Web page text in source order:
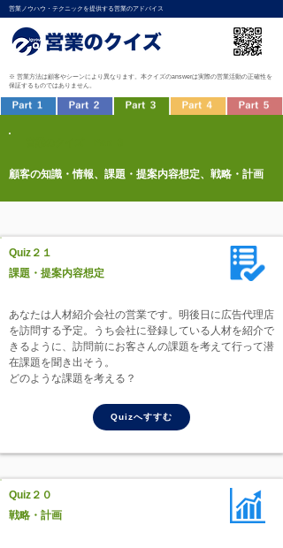
営業ノウハウ・テクニックを提供する営業のアドバイス
※ 営業方法は顧客やシーンにより異なります。本クイズのanswerは実際の営業活動の正確性を
保証するものではありません。
顧客の知識・情報、課題・提案内容想定、戦略・計画
Quiz２１
課題・提案内容想定
あなたは人材紹介会社の営業です。明後日に広告代理店
を訪問する予定。うち会社に登録している人材を紹介で
きるように、訪問前にお客さんの課題を考えて行って潜
在課題を聞き出そう。
どのような課題を考える？
Quizへすすむ
Quiz２０
戦略・計画